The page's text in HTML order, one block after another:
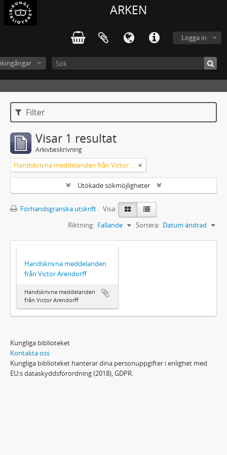
ARKEN
Logga in
Filter
Visar 1 resultat
Arkivbeskrivning
Handskrivna meddelanden från Victor Arendorff
Utökade sökmöjligheter
Förhandsgranska utskrift
Visa:
Sortera: Datum ändrad
Riktning: Fallande
Handskrivna meddelanden
från Victor Arendorff
Handskrivna meddelanden
från Victor Arendorff
Kungliga biblioteket
Kontakta oss
Kungliga biblioteket hanterar dina personuppgifter i enlighet med
EU:s dataskyddsförordning (2018), GDPR.